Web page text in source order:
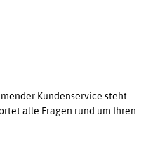
Kundenservice steht
alle Fragen rund um Ihren